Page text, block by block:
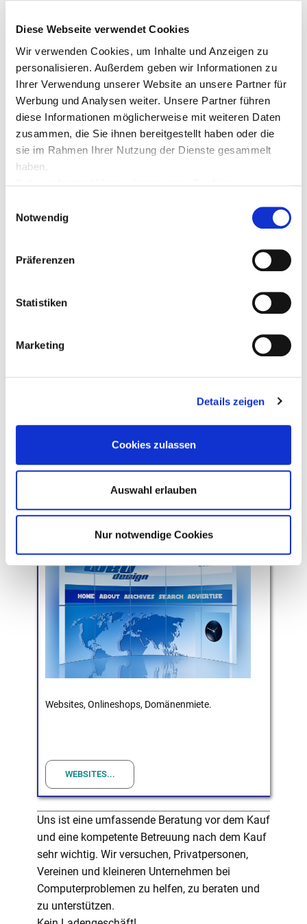
Diese Webseite verwendet Cookies
Wir verwenden Cookies, um Inhalte und Anzeigen zu
personalisieren. Außerdem geben wir Informationen zu
Ihrer Verwendung unserer Website an unsere Partner für
Werbung und Analysen weiter. Unsere Partner führen
diese Informationen möglicherweise mit weiteren Daten
zusammen, die Sie ihnen bereitgestellt haben oder die
sie im Rahmen Ihrer Nutzung der Dienste gesammelt
haben.
Notwendig
Präferenzen
Statistiken
Marketing
Details zeigen
Cookies zulassen
Auswahl erlauben
Nur notwendige Cookies
Reparatur von Desktop - PCs und Notebooks, Hilfe
bei Softwareproblemen, Installation von
Betriebssystemen und Software.
Dienstleistungen
Datenrettung, Datensicherung, Viren / Malware,
DIENSTLEISTUNGEN...
Websites
Websites, Onlineshops, Domänenmiete.
WEBSITES...
Uns ist eine umfassende Beratung vor dem Kauf
und eine kompetente Betreuung nach dem Kauf
sehr wichtig. Wir versuchen, Privatpersonen,
Vereinen und kleineren Unternehmen bei
Computerproblemen zu helfen, zu beraten und
zu unterstützen.